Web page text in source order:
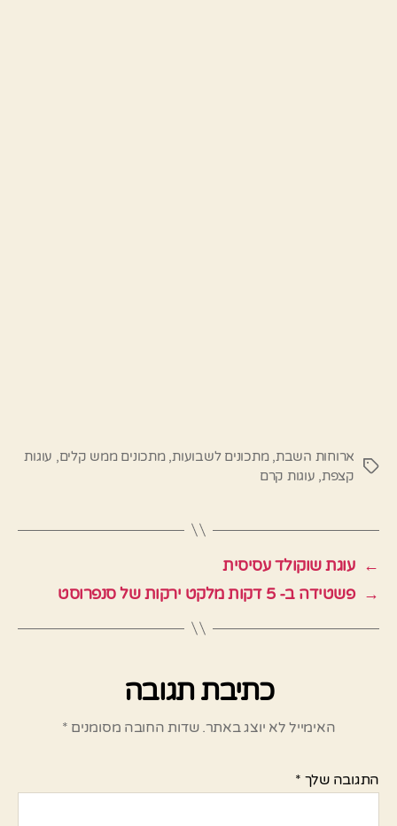
תגיות
ארוחות השבת,מתכונים לשבועות,מתכונים ממש קלים, עוגות
קצפת, עוגות קרם
← עוגת שוקולד עסיסית
→ פשטידה ב- 5 דקות מלקט ירקות של סנפרוסט
כתיבת תגובה
האימייל לא יוצג באתר. שדות החובה מסומנים *
התגובה שלך *